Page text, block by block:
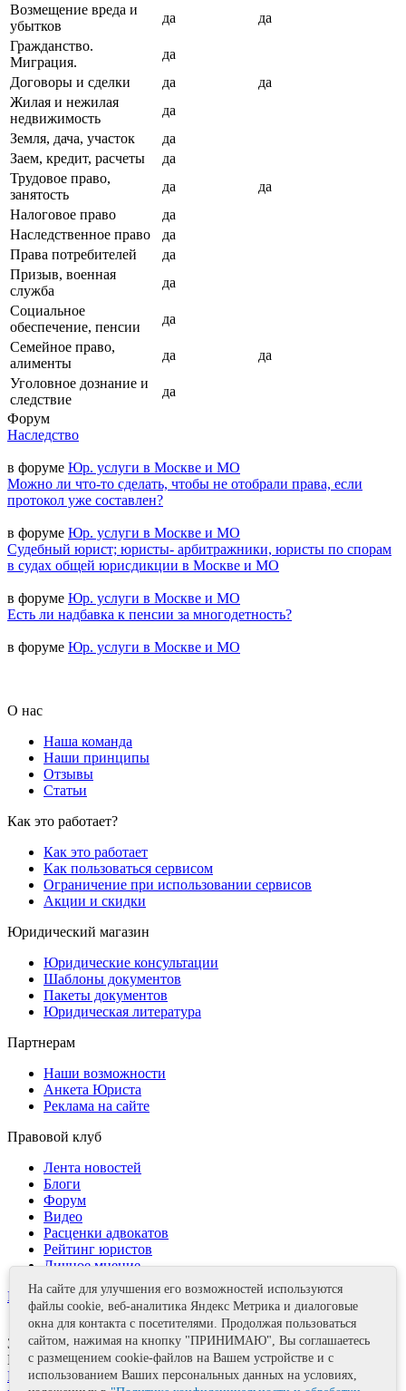
Возмещение вреда и
убытков
да
да
Гражданство.
Миграция.
да
Договоры и сделки
да
да
Жилая и нежилая
недвижимость
да
Земля, дача, участок
да
Заем, кредит, расчеты
да
Трудовое право,
занятость
да
да
Налоговое право
да
Наследственное право
да
Права потребителей
да
Призыв, военная
служба
да
Социальное
обеспечение, пенсии
да
Семейное право,
алименты
да
да
Уголовное дознание и
следствие
да
Форум
Наследство
в форуме Юр. услуги в Москве и МО
Можно ли что-то сделать, чтобы не отобрали права, если
протокол уже составлен?
в форуме Юр. услуги в Москве и МО
Судебный юрист; юристы- арбитражники, юристы по спорам
в судах общей юрисдикции в Москве и МО
в форуме Юр. услуги в Москве и МО
Есть ли надбавка к пенсии за многодетность?
в форуме Юр. услуги в Москве и МО
О нас
Наша команда
Наши принципы
Отзывы
Статьи
Как это работает?
Как это работает
Как пользоваться сервисом
Ограничение при использовании сервисов
Акции и скидки
Юридический магазин
Юридические консультации
Шаблоны документов
Пакеты документов
Юридическая литература
Партнерам
Наши возможности
Анкета Юриста
Реклама на сайте
Правовой клуб
Лента новостей
Блоги
Форум
Видео
Расценки адвокатов
Рейтинг юристов
Личное мнение
Контакты
Задать вопрос
Поделиться
Политика информационной безопасности Правила
На сайте для улучшения его возможностей используются
файлы cookie, веб-аналитика Яндекс Метрика и диалоговые
окна для контакта с посетителями. Продолжая пользоваться
сайтом, нажимая на кнопку "ПРИНИМАЮ", Вы соглашаетесь
с размещением cookie-файлов на Вашем устройстве и с
использованием Ваших персональных данных на условиях,